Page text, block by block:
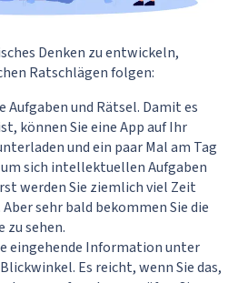
Denken zu entwickeln,
Ratschlägen folgen:
Aufgaben und Rätsel. Damit es
können Sie eine App auf Ihr
und ein paar Mal am Tag
sich intellektuellen Aufgaben
werden Sie ziemlich viel Zeit
sehr bald bekommen Sie die
zu sehen.
eingehende Information unter
Es reicht, wenn Sie das,